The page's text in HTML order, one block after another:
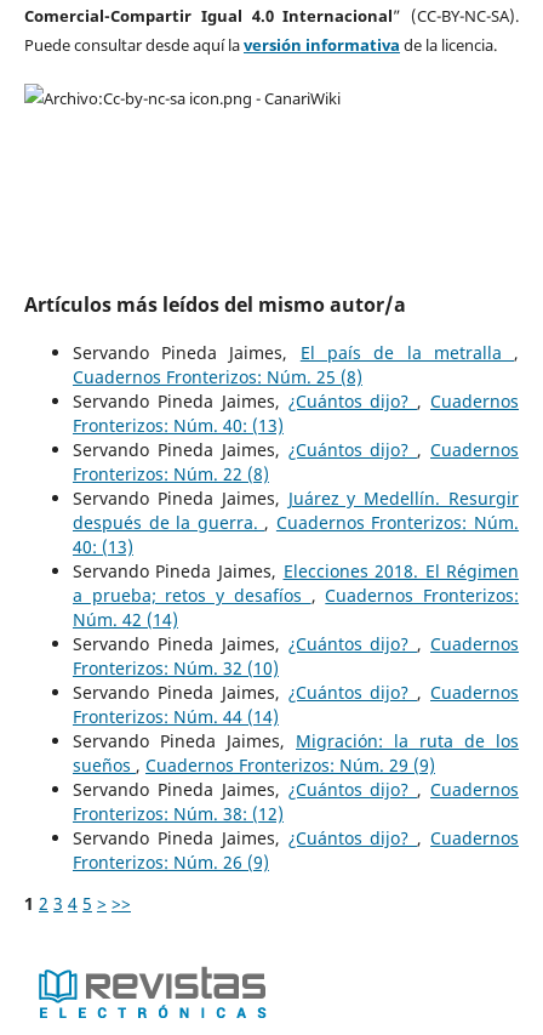
Comercial-Compartir Igual 4.0 Internacional” (CC-BY-NC-SA).
Puede consultar desde aquí laversión informativa de la licencia.
Artículos más leídos del mismo autor/a
Servando Pineda Jaimes, El país de la metralla ,
Cuadernos Fronterizos: Núm. 25 (8)
Servando Pineda Jaimes, ¿Cuántos dijo? ,Cuadernos
Fronterizos: Núm. 40: (13)
Servando Pineda Jaimes, ¿Cuántos dijo? ,Cuadernos
Fronterizos: Núm. 22 (8)
Servando Pineda Jaimes, Juárez y Medellín. Resurgir
después de la guerra. , Cuadernos Fronterizos: Núm.
40: (13)
Servando Pineda Jaimes, Elecciones 2018. El Régimen
a prueba; retos y desafíos ,Cuadernos Fronterizos:
Núm. 42 (14)
Servando Pineda Jaimes, ¿Cuántos dijo? ,Cuadernos
Fronterizos: Núm. 32 (10)
Servando Pineda Jaimes, ¿Cuántos dijo? ,Cuadernos
Fronterizos: Núm. 44 (14)
Servando Pineda Jaimes, Migración: la ruta de los
sueños , Cuadernos Fronterizos: Núm. 29 (9)
Servando Pineda Jaimes, ¿Cuántos dijo? ,Cuadernos
Fronterizos: Núm. 38: (12)
Servando Pineda Jaimes, ¿Cuántos dijo? ,Cuadernos
Fronterizos: Núm. 26 (9)
1 2 3 4 5 > >>